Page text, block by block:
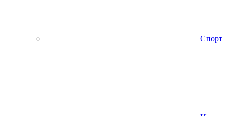
Спорт